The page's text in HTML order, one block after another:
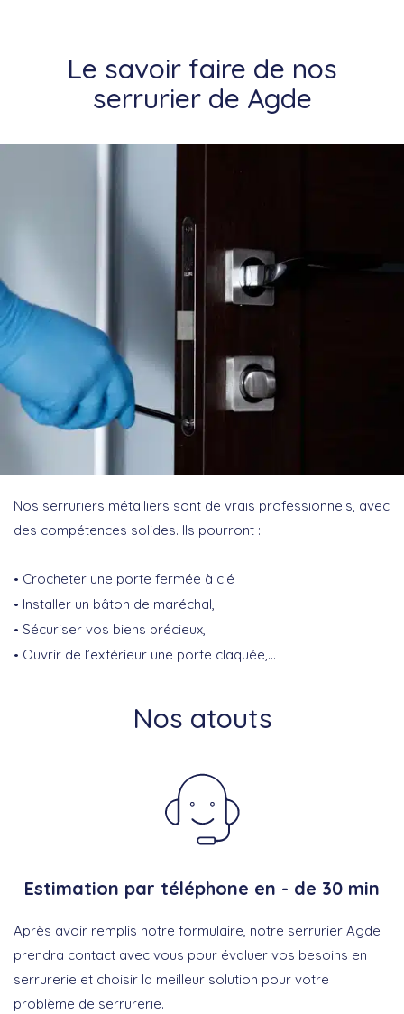
Le savoir faire de nos
serrurier de Agde
Nos serruriers métalliers sont de vrais professionnels, avec
des compétences solides. Ils pourront :
Crocheter une porte fermée à clé
Installer un bâton de maréchal,
Sécuriser vos biens précieux,
Ouvrir de l’extérieur une porte claquée,…
Nos atouts
Estimation par téléphone en - de 30 min
Après avoir remplis notre formulaire, notre serrurier Agde
prendra contact avec vous pour évaluer vos besoins en
serrurerie et choisir la meilleur solution pour votre
problème de serrurerie.